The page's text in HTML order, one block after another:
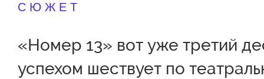
СЮЖЕТ
«Номер 13» вот уже третий
успехом шествует по